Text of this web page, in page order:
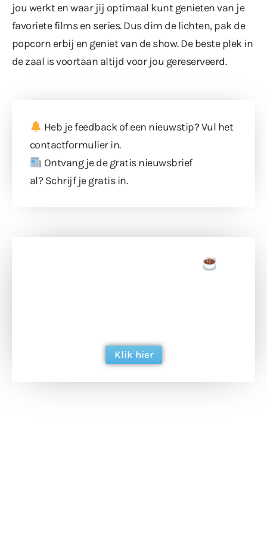
jou werkt en waar jij optimaal kunt genieten van je
favoriete films en series. Dus dim de lichten, pak de
popcorn erbij en geniet van de show. De beste plek in
de zaal is voortaan altijd voor jou gereserveerd.
Heb je feedback of een nieuwstip? Vul het
contactformulierin.
Ontvang je de gratis nieuwsbrief
al? Schrijf je gratis in.
Klik hier